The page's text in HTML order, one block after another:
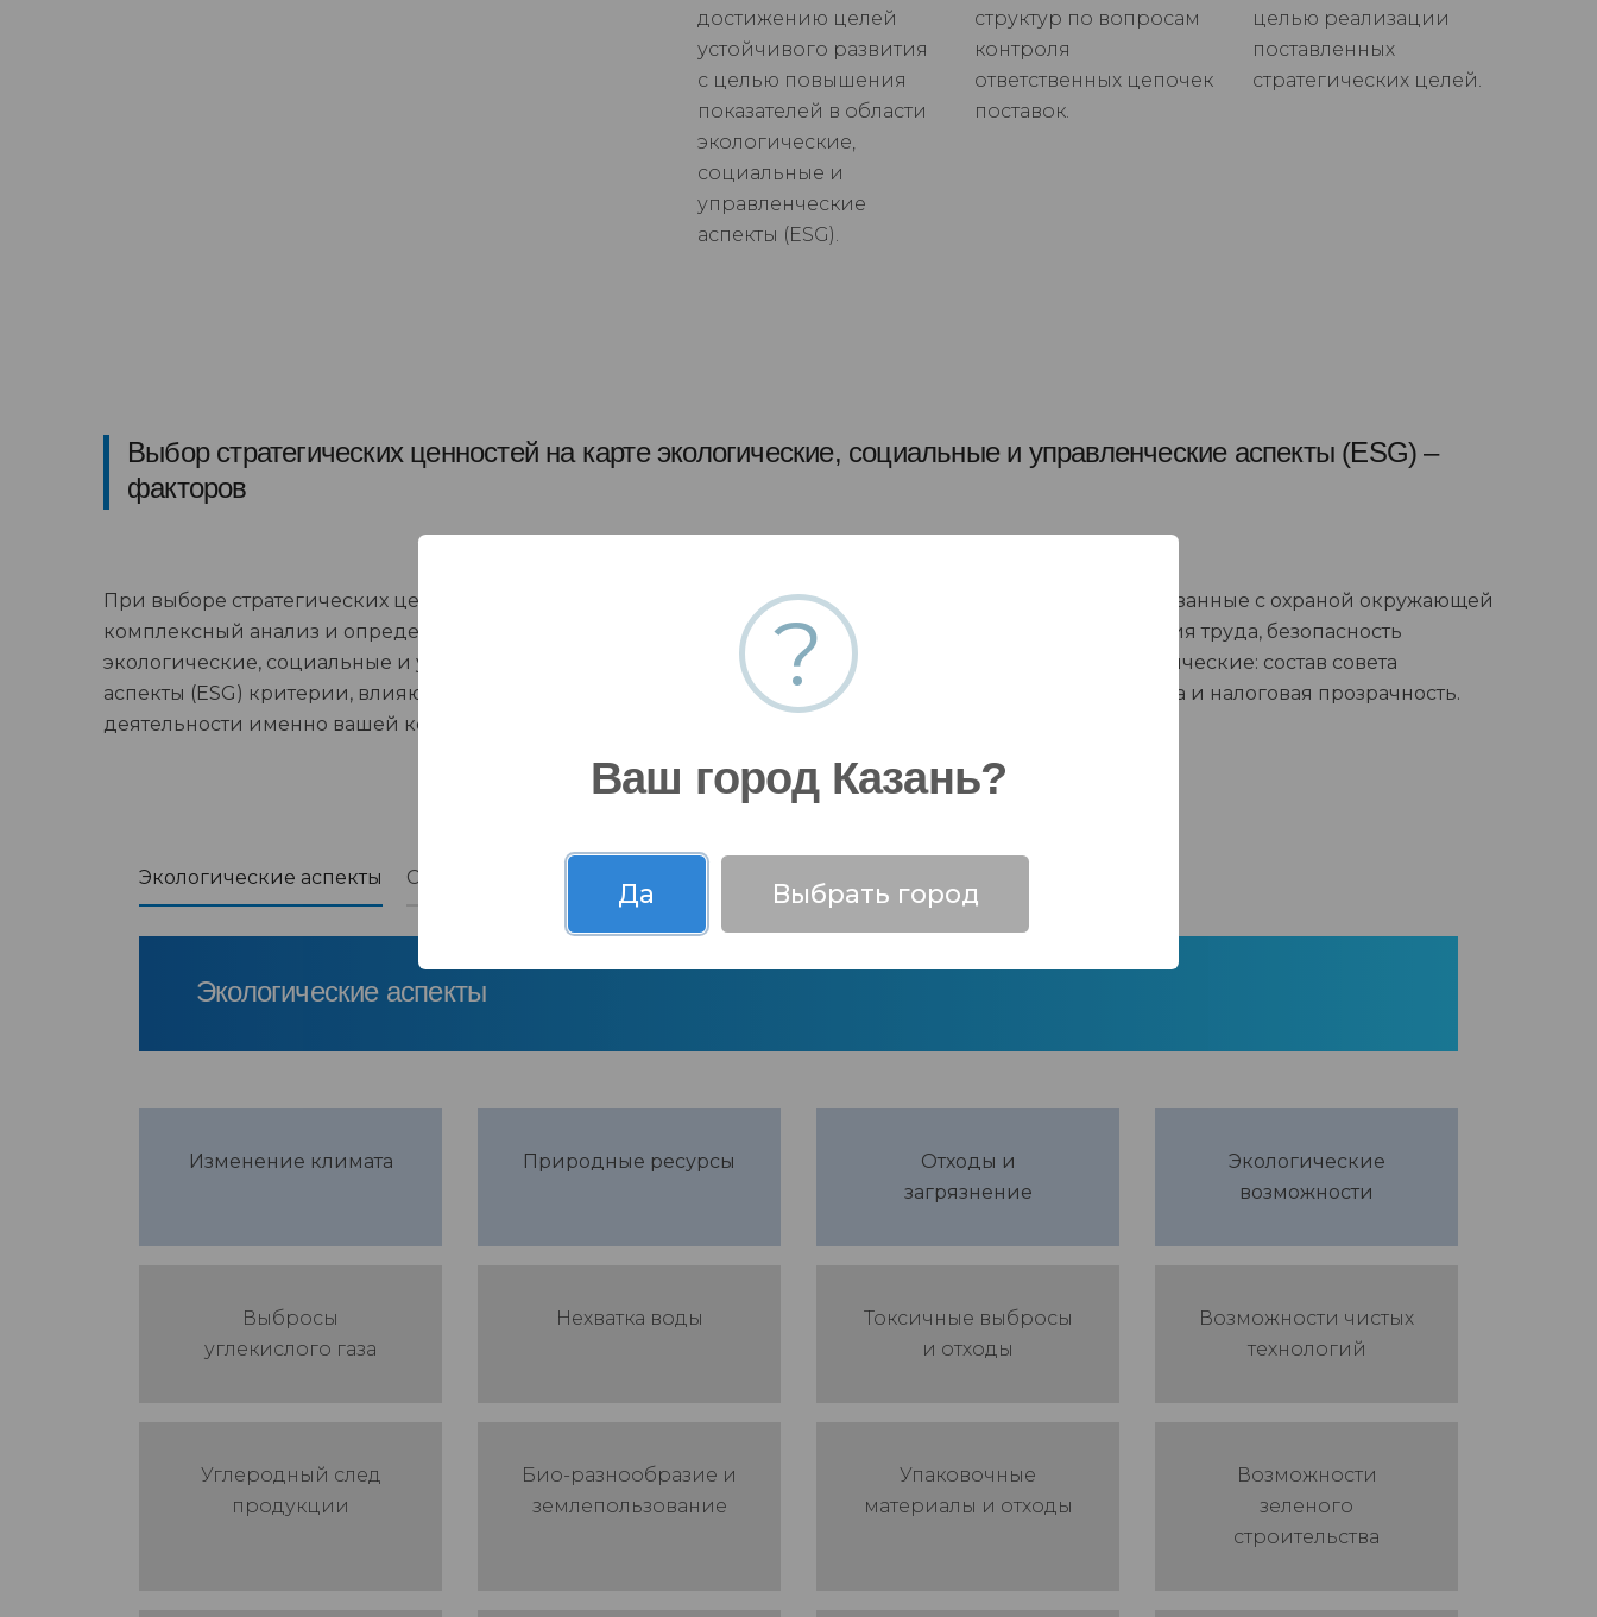
достижению целей
устойчивого развития
с целью повышения
показателей в области
экологические,
социальные и
управленческие
аспекты (ESG).
структур по вопросам
контроля
ответственных цепочек
поставок.
целью реализации
поставленных
стратегических целей.
Выбор стратегических ценностей на карте экологические, социальные и управленческие аспекты (ESG) –
факторов
При выборе стратегических ценностей мы проведем
комплексный анализ и определим необходимые
экологические, социальные и управленческие
аспекты (ESG) критерии, влияющие на сферу
деятельности именно вашей копании.
В карту основных аспектов входят вопросы, связанные с охраной окружающей
среды. Социальные вопросы, например, условия труда, безопасность
продукции и защита данных. А так же управленческие: состав совета
директоров, вознаграждение топ-менеджмента и налоговая прозрачность.
Экологические аспекты Социальные аспекты
Экологические аспекты
Изменение климата Природные ресурсы
Отходы и
загрязнение
Экологические
возможности
Выбросы
углекислого газа
Нехватка воды
Токсичные выбросы
и отходы
Возможности чистых
технологий
Углеродный след
продукции
Био-разнообразие и
землепользование
Упаковочные
материалы и отходы
Возможности
зеленого
строительства
?
Ваш город Казань?
Да Выбрать город